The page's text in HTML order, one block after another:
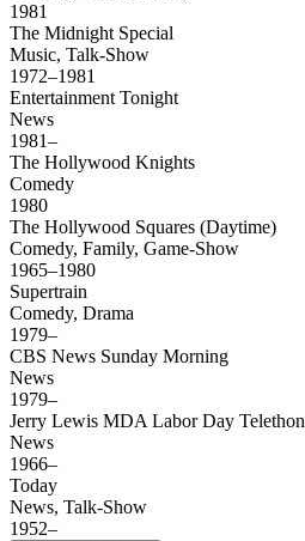
1981
The Midnight Special
Music, Talk-Show
1972–1981
Entertainment Tonight
News
1981–
The Hollywood Knights
Comedy
1980
The Hollywood Squares (Daytime)
Comedy, Family, Game-Show
1965–1980
Supertrain
Comedy, Drama
1979–
CBS News Sunday Morning
News
1979–
Jerry Lewis MDA Labor Day Telethon
News
1966–
Today
News, Talk-Show
1952–